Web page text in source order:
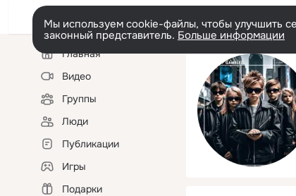
Мы используем cookie-файлы, чтобы улучшить
законный представитель. Больше информации
Левая
колонкаГлавная
Видео
Группы
Люди
Публикации
Игры
Подарки